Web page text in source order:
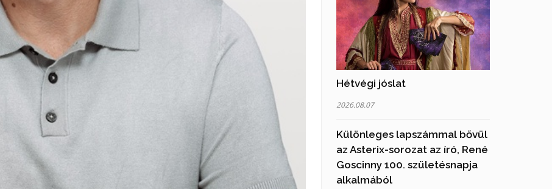
Hétvégi jóslat
2026.08.07
Különleges lapszámmal bővül
az Asterix-sorozat az író, René
Goscinny 100. születésnapja
alkalmából